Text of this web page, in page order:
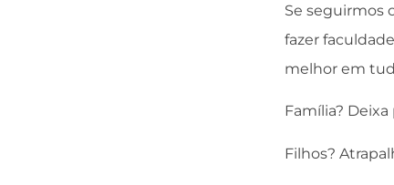
Se seguirmos
fazer
melhor em
Família?
Filhos?